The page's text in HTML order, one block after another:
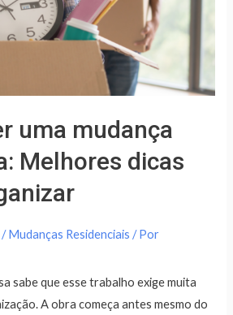
uma mudança
Melhores dicas
/Mudanças Residenciais / Por
sabe que esse trabalho exige muita
A obra começa antes mesmo do